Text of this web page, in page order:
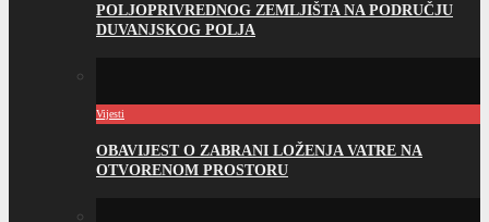
POLJOPRIVREDNOG ZEMLJIŠTA NA PODRUČJU
DUVANJSKOG POLJA
Vijesti
OBAVIJEST O ZABRANI LOŽENJA VATRE NA
OTVORENOM PROSTORU